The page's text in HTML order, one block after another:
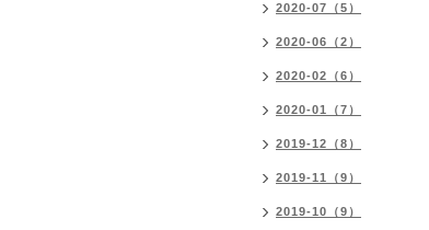
2020-07（5）
2020-06（2）
2020-02（6）
2020-01（7）
2019-12（8）
2019-11（9）
2019-10（9）